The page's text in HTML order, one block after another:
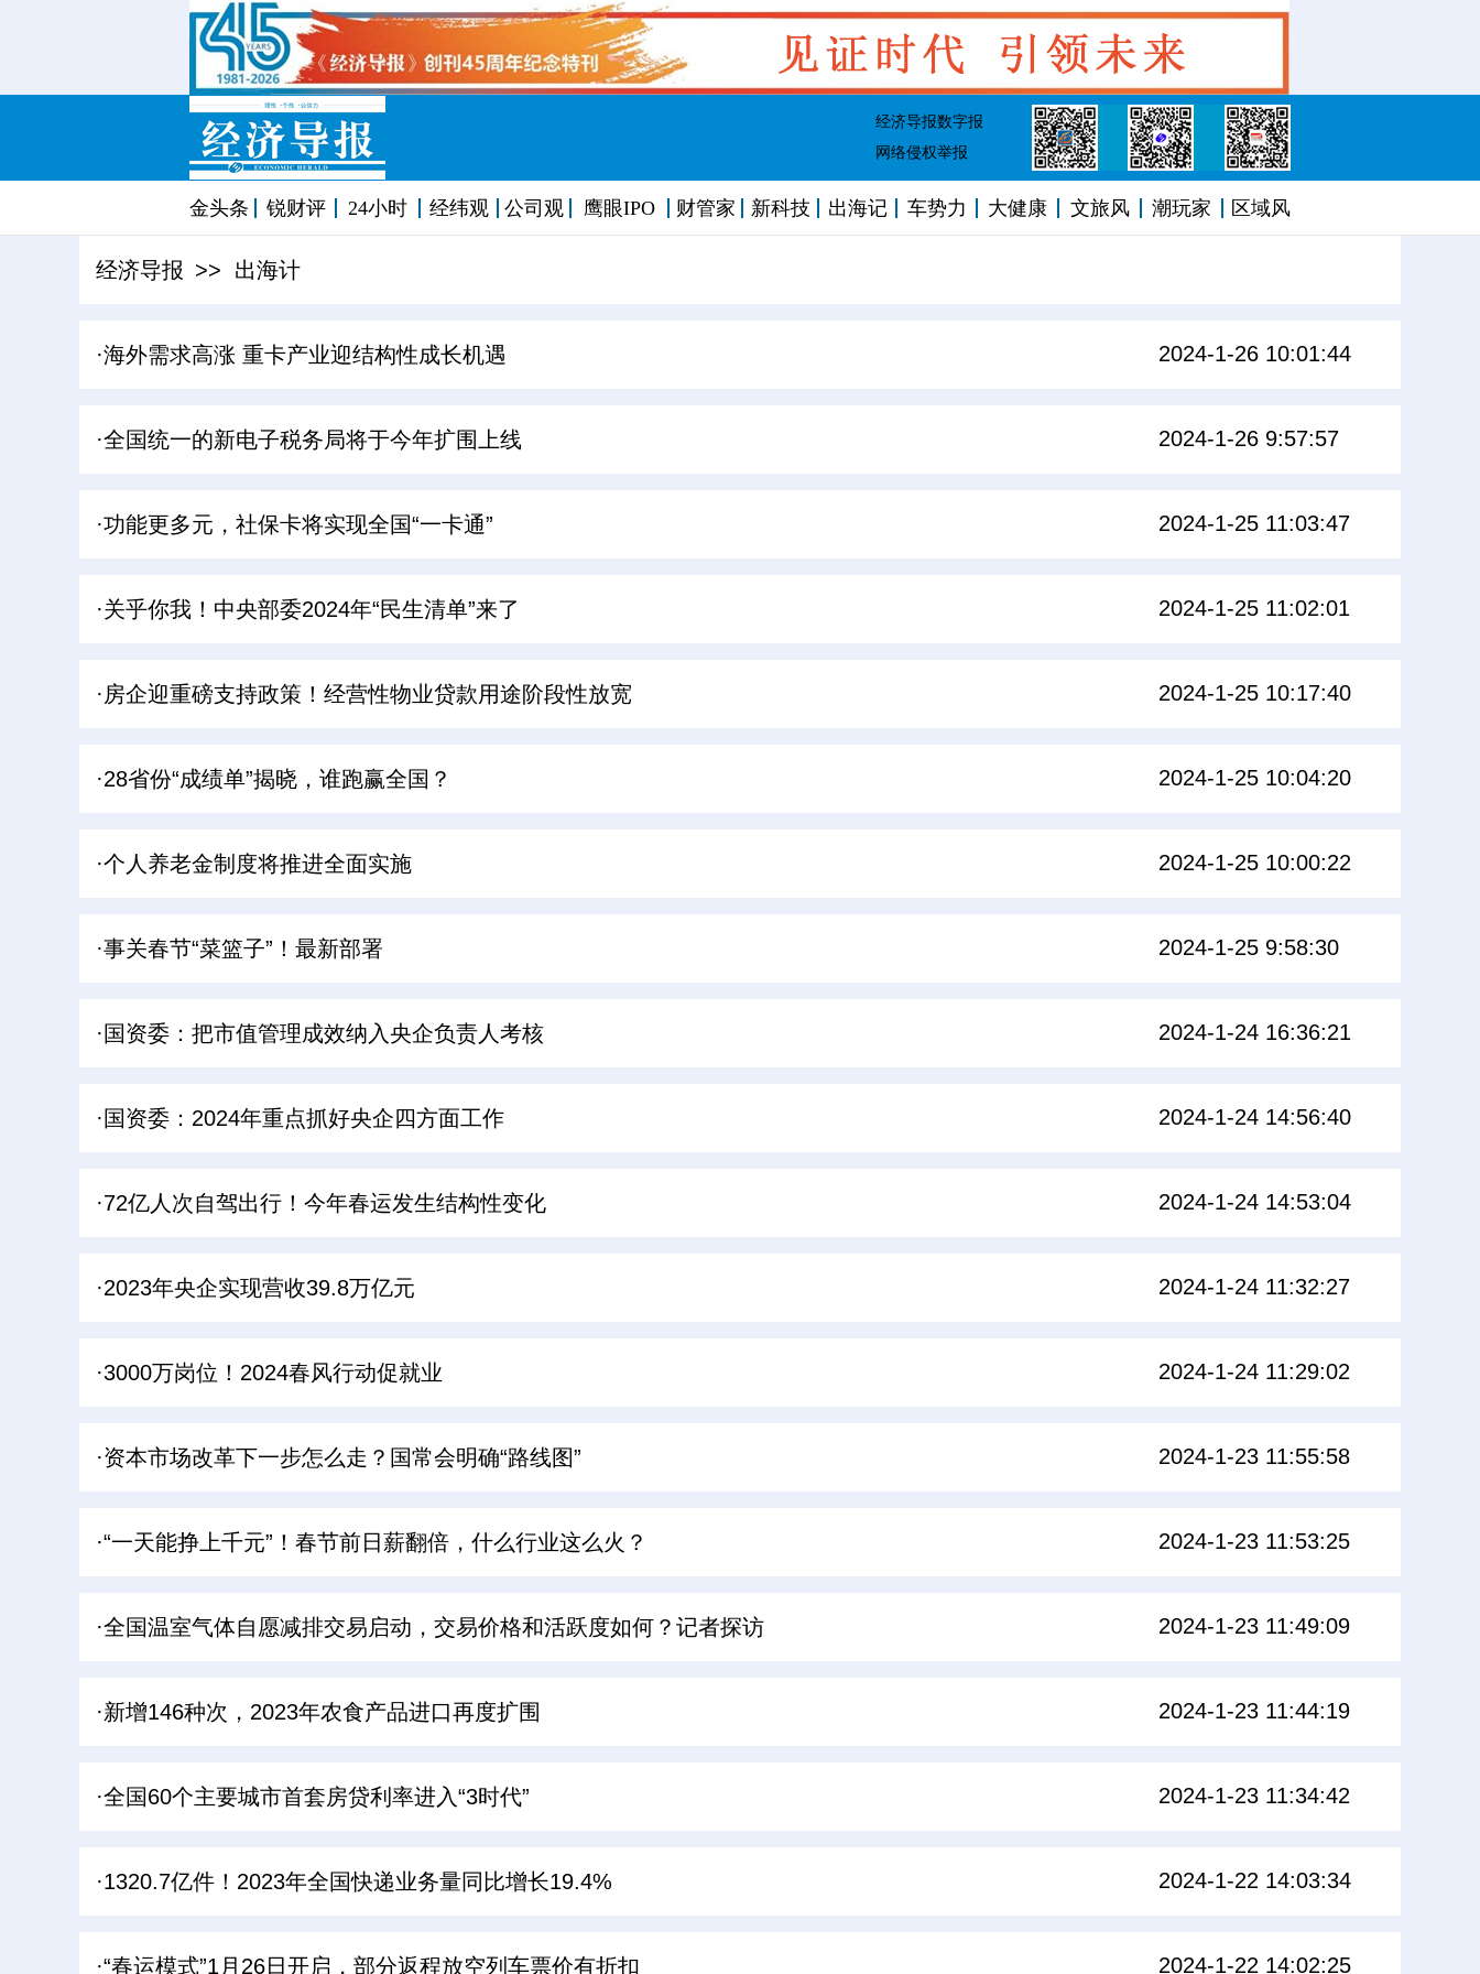
经济导报数字报
网络侵权举报
金头条 锐财评 24小时 经纬观 公司观 鹰眼IPO 财管家 新科技 出海记 车势力 大健康 文旅风 潮玩家 区域风
经济导报 >> 出海计
·海外需求高涨 重卡产业迎结构性成长机遇 2024-1-26 10:01:44
·全国统一的新电子税务局将于今年扩围上线 2024-1-26 9:57:57
·功能更多元，社保卡将实现全国“一卡通” 2024-1-25 11:03:47
·关乎你我！中央部委2024年“民生清单”来了 2024-1-25 11:02:01
·房企迎重磅支持政策！经营性物业贷款用途阶段性放宽 2024-1-25 10:17:40
·28省份“成绩单”揭晓，谁跑赢全国？ 2024-1-25 10:04:20
·个人养老金制度将推进全面实施 2024-1-25 10:00:22
·事关春节“菜篮子”！最新部署 2024-1-25 9:58:30
·国资委：把市值管理成效纳入央企负责人考核 2024-1-24 16:36:21
·国资委：2024年重点抓好央企四方面工作 2024-1-24 14:56:40
·72亿人次自驾出行！今年春运发生结构性变化 2024-1-24 14:53:04
·2023年央企实现营收39.8万亿元 2024-1-24 11:32:27
·3000万岗位！2024春风行动促就业 2024-1-24 11:29:02
·资本市场改革下一步怎么走？国常会明确“路线图” 2024-1-23 11:55:58
·“一天能挣上千元”！春节前日薪翻倍，什么行业这么火？ 2024-1-23 11:53:25
·全国温室气体自愿减排交易启动，交易价格和活跃度如何？记者探访 2024-1-23 11:49:09
·新增146种次，2023年农食产品进口再度扩围 2024-1-23 11:44:19
·全国60个主要城市首套房贷利率进入“3时代” 2024-1-23 11:34:42
·1320.7亿件！2023年全国快递业务量同比增长19.4% 2024-1-22 14:03:34
·“春运模式”1月26日开启，部分返程放空列车票价有折扣 2024-1-22 14:02:25